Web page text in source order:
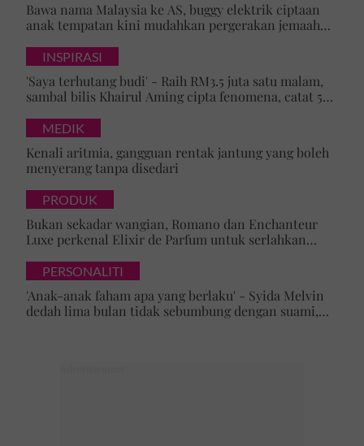
Bawa nama Malaysia ke AS, buggy elektrik ciptaan
anak tempatan kini mudahkan pergerakan jemaah
INSPIRASI
'Saya terhutang budi' - Raih RM3.5 juta satu malam,
sambal bilis Khairul Aming cipta fenomena, catat 5
MEDIK
Kenali aritmia, gangguan rentak jantung yang boleh
menyerang tanpa disedari
PRODUK
Bukan sekadar wangian, Romano dan Enchanteur
Luxe perkenal Elixir de Parfum untuk serlahkan
PERSONALITI
'Anak-anak faham apa yang berlaku' - Syida Melvin
dedah lima bulan tidak sebumbung dengan suami,